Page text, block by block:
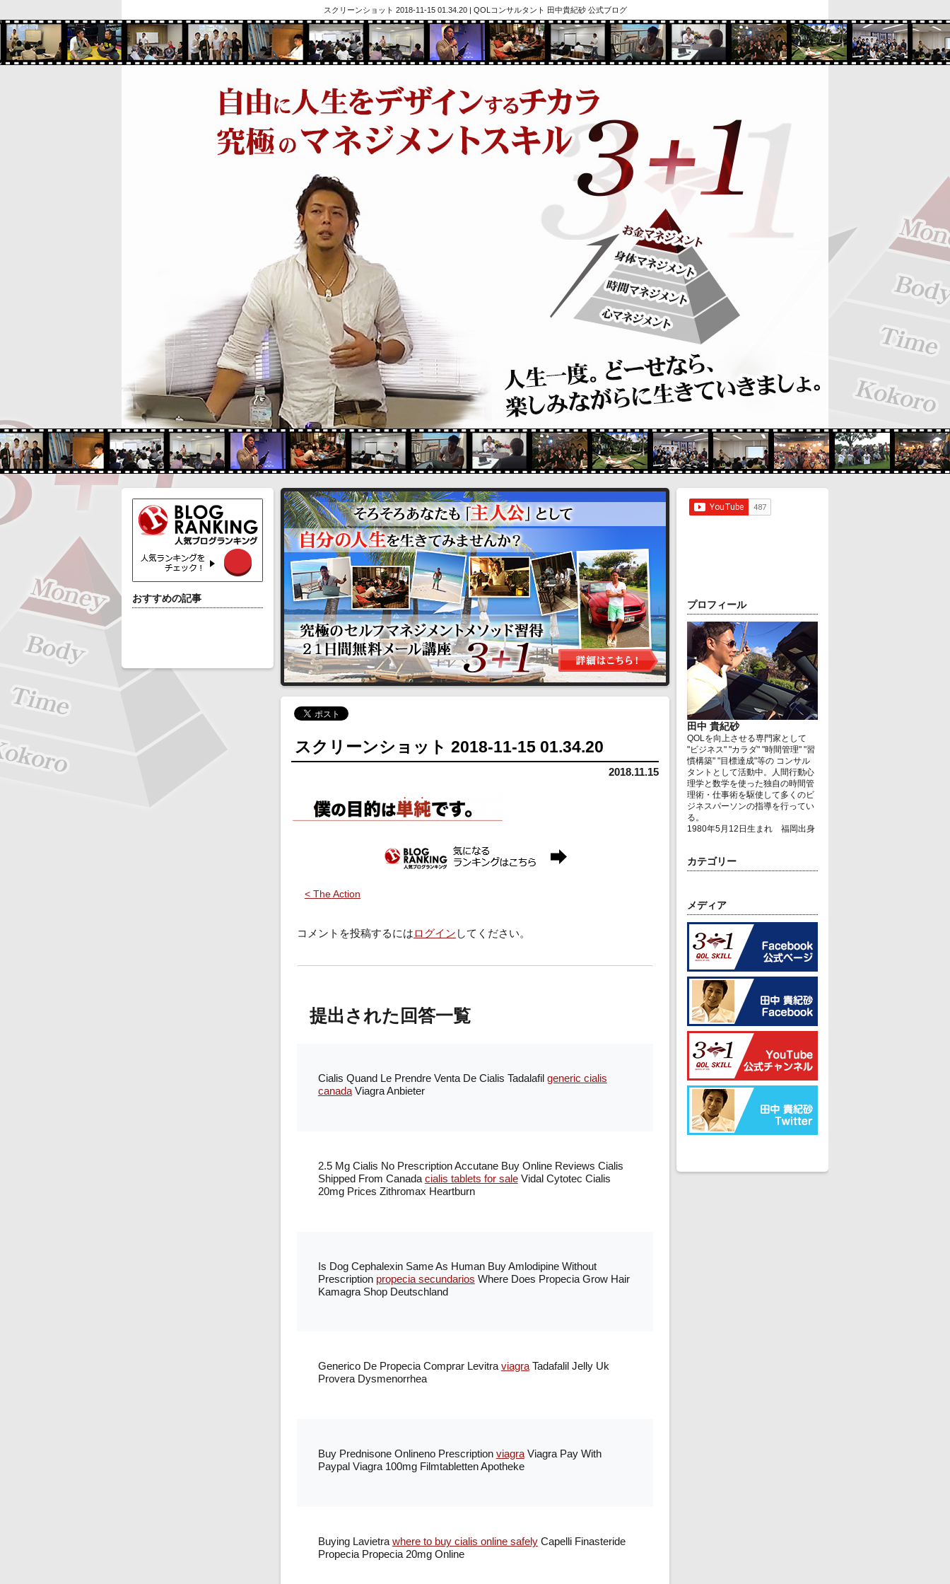
スクリーンショット 2018-11-15 01.34.20 | QOLコンサルタント 田中貴紀砂 公式ブログ
スクリーンショット 2018-11-15 01.34.20
2018.11.15
< The Action
コメントを投稿するにはログイン してください。
提出された回答一覧
Cialis Quand Le Prendre Venta De Cialis Tadalafil generic cialis
canadaViagra Anbieter
2.5 Mg Cialis No Prescription Accutane Buy Online Reviews Cialis
Shipped From Canada cialis tablets for saleVidal Cytotec Cialis
20mg Prices Zithromax Heartburn
Is Dog Cephalexin Same As Human Buy Amlodipine Without
Prescription propecia secundarios Where Does Propecia Grow Hair
Kamagra Shop Deutschland
Generico De Propecia Comprar Levitra viagraTadafalil Jelly Uk
Provera Dysmenorrhea
Buy Prednisone Onlineno Prescription viagraViagra Pay With
Paypal Viagra 100mg Filmtabletten Apotheke
Buying Lavietra where to buy cialis online safelyCapelli Finasteride
Propecia Propecia 20mg Online
おすすめの記事
プロフィール
田中 貴紀砂
QOLを向上させる専門家として
"ビジネス" "カラダ" "時間管理" "習
慣構築" "目標達成"等の コンサル
タントとして活動中。人間行動心
理学と数学を使った独自の時間管
理術・仕事術を駆使して多くのビ
ジネスパーソンの指導を行ってい
る。
1980年5月12日生まれ 福岡出身
カテゴリー
メディア